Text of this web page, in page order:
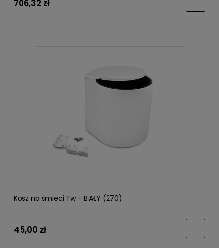
706,32 zł
Kosz na śmieci Tw - BIAŁY (270)
45,00 zł